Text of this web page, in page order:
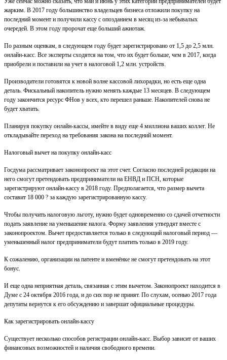
жарким. В 2017 году большинство владельцев бизнеса отложили покупку на
последний момент и получили кассу с опозданием в месяц из-за небывалых
очередей. В этом году пророчат еще больший ажиотаж.
По разным оценкам, в следующем году будет зарегистрировано от 1,5 до 2,5 млн.
онлайн-касс. Все эксперты сходятся на том, что их будет больше, чем в 2017, когда
приобрели и поставили на учет в налоговой 1,2 млн. устройств.
Производители готовятся к новой волне кассовой лихорадки, но есть еще одна
деталь. Фискальный накопитель нужно менять каждые 13 месяцев. В следующем
году закончится ресурс ФНов у всех, кто перешел раньше. Накопителей снова не
будет хватать.
Планируя покупку онлайн-кассы, имейте в виду еще 4 миллиона ваших коллег. Не
откладывайте переход на требования закона на последний момент.
Налоговый вычет на покупку онлайн-касс
Госдума рассматривает законопроект на этот счет. Согласно последней редакции на
него смогут претендовать предприниматели на ЕНВД и ПСН, которые
зарегистрируют онлайн-кассу в 2018 году. Предполагается, что размер вычета
составит 18 000 ? за каждую зарегистрированную кассу.
Чтобы получить налоговую льготу, нужно будет одновременно со сдачей отчетности
подать заявление на уменьшение налога. Форму заявления утвердят вместе с
законопроектом. Вычет предоставляется только в следующий налоговый период —
уменьшенный налог предприниматели будут платить только в 2019 году.
К сожалению, организации на патенте и вменёнке не смогут претендовать на этот
бонус.
И еще одна неприятная деталь, связанная с этим вычетом. Законопроект находится в
Думе с 24 октября 2016 года, и до сих пор не принят. По слухам, осенью 2017 года
депутаты вернутся к его обсуждению и завершат официальные процедуры.
Как зарегистрировать онлайн-кассу
Существует несколько способов регистрации онлайн-касс. Выбор зависит от ваших
финансовых возможностей и наличия свободного времени.